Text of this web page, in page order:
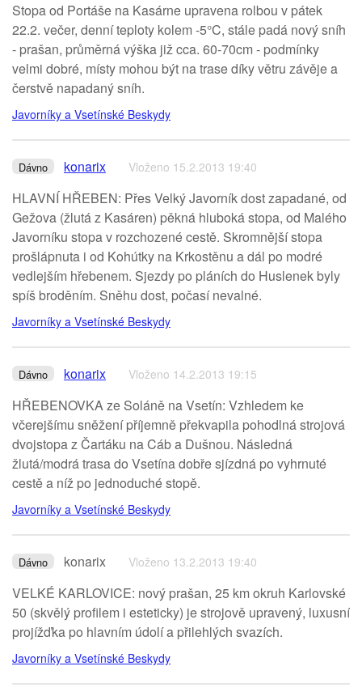
Stopa od Portáše na Kasárne upravena rolbou v pátek
22.2. večer, denní teploty kolem -5°C, stále padá nový sníh
- prašan, průměrná výška již cca. 60-70cm - podmínky
velmi dobré, místy mohou být na trase díky větru závěje a
čerstvě napadaný sníh.
Javorníky a Vsetínské Beskydy
Dávno konarix Vloženo 15.2.2013 19:40
HLAVNÍ HŘEBEN: Přes Velký Javorník dost zapadané, od
Gežova (žlutá z Kasáren) pěkná hluboká stopa, od Malého
Javorníku stopa v rozchozené cestě. Skromnější stopa
prošlápnuta i od Kohútky na Krkostěnu a dál po modré
vedlejším hřebenem. Sjezdy po pláních do Huslenek byly
spíš broděním. Sněhu dost, počasí nevalné.
Javorníky a Vsetínské Beskydy
Dávno konarix Vloženo 14.2.2013 19:15
HŘEBENOVKA ze Soláně na Vsetín: Vzhledem ke
včerejšímu sněžení příjemně překvapila pohodlná strojová
dvojstopa z Čartáku na Cáb a Dušnou. Následná
žlutá/modrá trasa do Vsetína dobře sjízdná po vyhrnuté
cestě a níž po jednoduché stopě.
Javorníky a Vsetínské Beskydy
Dávno konarix Vloženo 13.2.2013 19:40
VELKÉ KARLOVICE: nový prašan, 25 km okruh Karlovské
50 (skvělý profilem i esteticky) je strojově upravený, luxusní
projížďka po hlavním údolí a přilehlých svazích.
Javorníky a Vsetínské Beskydy